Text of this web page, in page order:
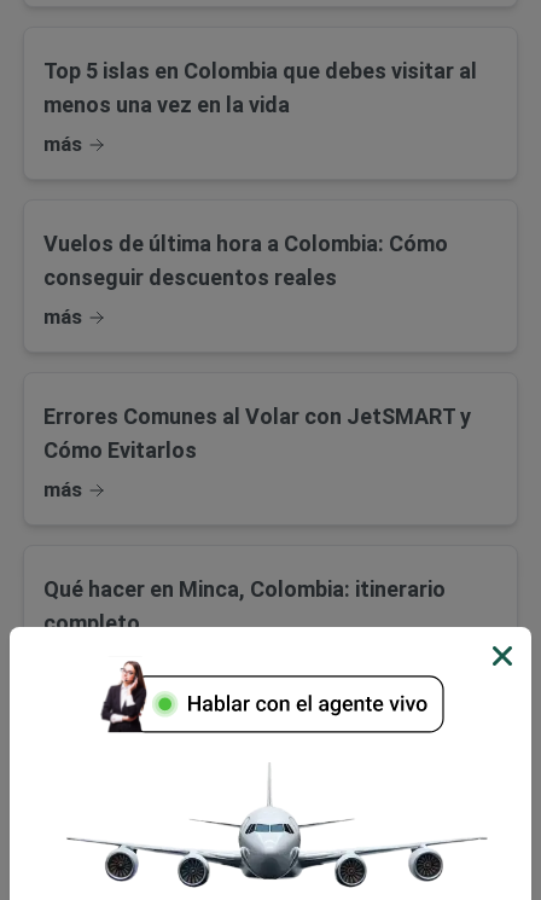
Top 5 islas en Colombia que debes visitar al
menos una vez en la vida
más
Vuelos de última hora a Colombia: Cómo
conseguir descuentos reales
más
Errores Comunes al Volar con JetSMART y
Cómo Evitarlos
más
Qué hacer en Minca, Colombia: itinerario
completo
Comidas típicas y tradicionales de Colombia
más